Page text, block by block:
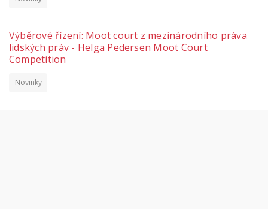
Výběrové řízení: Moot court z mezinárodního práva
lidských práv - Helga Pedersen Moot Court
Competition
Novinky